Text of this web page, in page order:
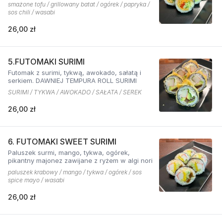
smażone tofu / grillowany batat / ogórek / papryka /
sos chili / wasabi
26,00 zł
5.FUTOMAKI SURIMI
Futomak z surimi, tykwą, awokado, sałatą i
serkiem. DAWNIEJ TEMPURA ROLL SURIMI
SURIMI / TYKWA / AWOKADO / SAŁATA / SEREK
26,00 zł
6. FUTOMAKI SWEET SURIMI
Paluszek surmi, mango, tykwa, ogórek,
pikantny majonez zawijane z ryżem w algi nori
paluszek krabowy / mango / tykwa / ogórek / sos
spice mayo / wasabi
26,00 zł